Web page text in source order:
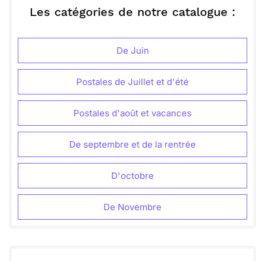
merveilles de notre quotidien et choisissons
toujours d'adopter une vision optimiste. C'est
ou : Copier Recevoir par mail
Les catégories de notre catalogue :
De Juin
Postales de Juillet et d'été
Postales d'août et vacances
De septembre et de la rentrée
D'octobre
De Novembre